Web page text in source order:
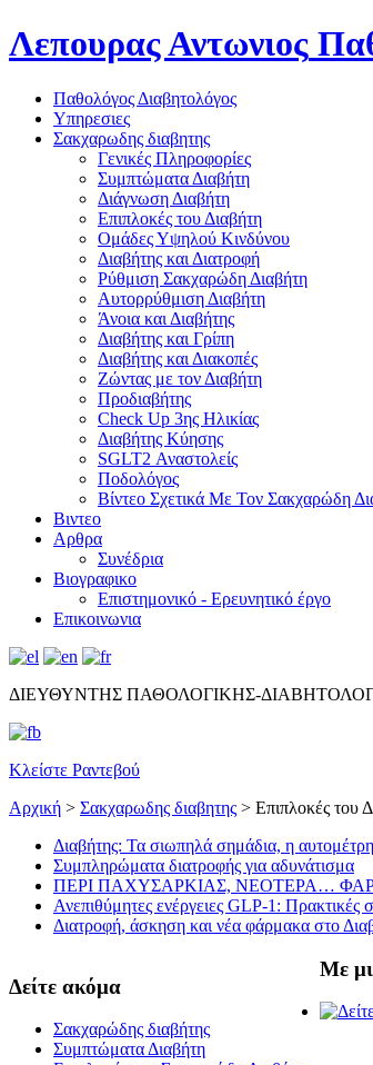
Λεπουρας Αντωνιος
Παθολόγος Διαβητολόγος
Υπηρεσιες
Σακχαρωδης διαβητης
Γενικές Πληροφορίες
Συμπτώματα Διαβήτη
Διάγνωση Διαβήτη
Επιπλοκές του Διαβήτη
Oμάδες Υψηλού Κινδύνου
Διαβήτης και Διατροφή
Ρύθμιση Σακχαρώδη Διαβήτη
Αυτορρύθμιση Διαβήτη
Άνοια και Διαβήτης
Διαβήτης και Γρίπη
Διαβήτης και Διακοπές
Ζώντας με τον Διαβήτη
Προδιαβήτης
Check Up 3ης Ηλικίας
Διαβήτης Κύησης
SGLT2 Αναστολείς
Ποδολόγος
Βίντεο Σχετικά Με Τον Σακχαρώδη
Βιντεο
Αρθρα
Συνέδρια
Βιογραφικο
Επιστημονικό - Ερευνητικό έργο
Επικοινωνια
ΔΙΕΥΘΥΝΤΗΣ ΠΑΘΟΛΟΓΙΚΗΣ-
Κλείστε Ραντεβού
Αρχική > Σακχαρωδης διαβητης > Επιπλοκές του
Διαβήτης: Τα σιωπηλά σημάδια, η
Συμπληρώματα διατροφής για αδυνάτισμα
ΠΕΡΙ ΠΑΧΥΣΑΡΚΙΑΣ, ΝΕΟΤΕΡΑ…
Ανεπιθύμητες ενέργειες GLP-1: Πρακτικές
Διατροφή, άσκηση και νέα φάρμακα στο
Δείτε ακόμα
Σακχαρώδης διαβήτης
Συμπτώματα Διαβήτη
Με